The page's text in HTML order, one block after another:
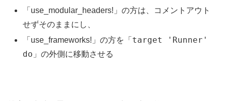
「use_modular_headers!」の方は、コメントアウト
せずそのままにし、
「use_frameworks!」の方を「 target 'Runner'
do 」の外側に移動させる